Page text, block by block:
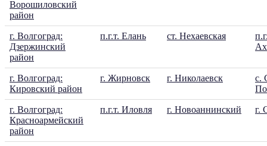
Ворошиловский
район
г. Волгоград:
Дзержинский
район
п.г.т. Елань ст. Нехаевская
г. Волгоград:
Кировский район
г. Жирновск г. Николаевск
с.
г. Волгоград:
Красноармейский
район
п.г.т. Иловля г. Новоаннинский г.